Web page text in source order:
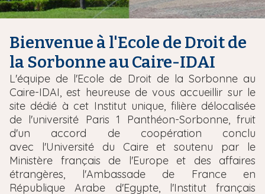
Bienvenue à l'Ecole de Droit de
la Sorbonne au Caire-IDAI
T
e
x
t
e
L'équipe de l'Ecole de Droit de la Sorbonne au
Caire-IDAI, est heureuse de vous accueillir sur le
site dédié à cet Institut unique, filière délocalisée
de l'université Paris 1 Panthéon-Sorbonne, fruit
d'un accord de coopération conclu
avec l'Université du Caire et soutenu par le
Ministère français de l'Europe et des affaires
étrangères, l'Ambassade de France en
République Arabe d'Egypte, l'Institut français